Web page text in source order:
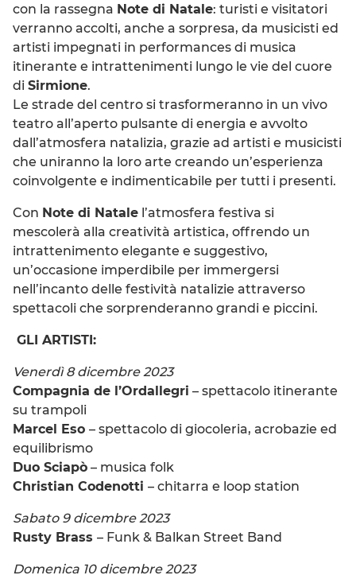
con la rassegna Note di Natale: turisti e visitatori
verranno accolti, anche a sorpresa, da musicisti ed
artisti impegnati in performances di musica
itinerante e intrattenimenti lungo le vie del cuore
di Sirmione.
Le strade del centro si trasformeranno in un vivo
teatro all’aperto pulsante di energia e avvolto
dall’atmosfera natalizia, grazie ad artisti e musicisti
che uniranno la loro arte creando un’esperienza
coinvolgente e indimenticabile per tutti i presenti.
Con Note di Natale l’atmosfera festiva si
mescolerà alla creatività artistica, offrendo un
intrattenimento elegante e suggestivo,
un’occasione imperdibile per immergersi
nell’incanto delle festività natalizie attraverso
spettacoli che sorprenderanno grandi e piccini.
GLI ARTISTI:
Venerdì 8 dicembre 2023
Compagnia de l’Ordallegri – spettacolo itinerante
su trampoli
Marcel Eso – spettacolo di giocoleria, acrobazie ed
equilibrismo
Duo Sciapò – musica folk
Christian Codenotti – chitarra e loop station
Sabato 9 dicembre 2023
Rusty Brass – Funk & Balkan Street Band
Domenica 10 dicembre 2023